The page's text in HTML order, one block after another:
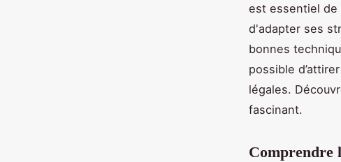
est essentiel de
d'adapter ses
bonnes
possible
légales.
fascinant.
Comprendre